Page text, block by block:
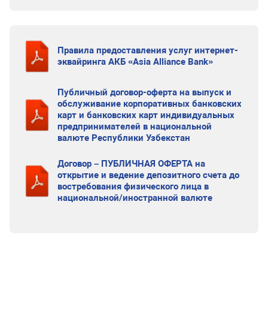
Правила предоставления услуг интернет-
эквайринга АКБ «Asia Alliance Bank»
Публичный договор-оферта на выпуск и
обслуживание корпоративных банковских
карт и банковских карт индивидуальных
предпринимателей в национальной
валюте Республики Узбекстан
Договор – ПУБЛИЧНАЯ ОФЕРТА на
открытие и ведение депозитного счета до
востребования физического лица в
национальной/иностранной валюте